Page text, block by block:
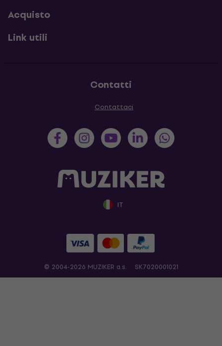
Acquisto
Link utili
Contatti
Contattaci
IT
© 2004-2026 MUZIKER a.s. SK7020001021